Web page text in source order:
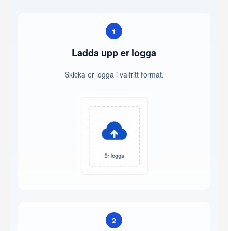
1
Ladda upp er logga
Skicka er logga i valfritt format.
2